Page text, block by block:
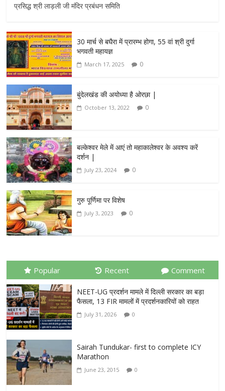
प्रसिद्ध श्री लाड़ली जी मंदिर प्रबंधन समिति
30 मार्च से बघैरा में प्रारम्भ होगा, 55 वां श्री दुर्गा
भगवती महायज्ञ
March 17, 2025 0
बुंदेलखंड की अयोध्या है ओरछा |
October 13, 2022 0
बल्केश्वर मेले में आएं तो महाकालेश्वर के अवश्य करें
दर्शन |
July 23, 2024 0
गुरु पूर्णिमा पर विशेष
July 3, 2023 0
Popular Recent Comment
NEET-UG प्रदर्शन मामले में दिल्ली सरकार का बड़ा
फैसला, 13 FIR मामलों में प्रदर्शनकारियों को राहत
July 31, 2026 0
Sairah Tundukar- first to complete ICY
Marathon
June 23, 2015 0